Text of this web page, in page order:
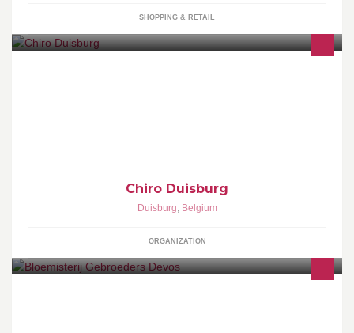
SHOPPING & RETAIL
Chiro Duisburg
Duisburg, Belgium
ORGANIZATION